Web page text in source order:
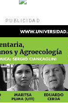
PUBLICIDAD